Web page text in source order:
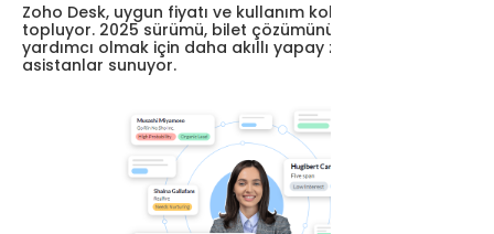
Zoho Desk, uygun fiyatı ve kullanım kolaylığıyla beğeni
topluyor. 2025 sürümü, bilet çözümünü kolaylaştırmaya
yardımcı olmak için daha akıllı yapay zeka destekli
asistanlar sunuyor.